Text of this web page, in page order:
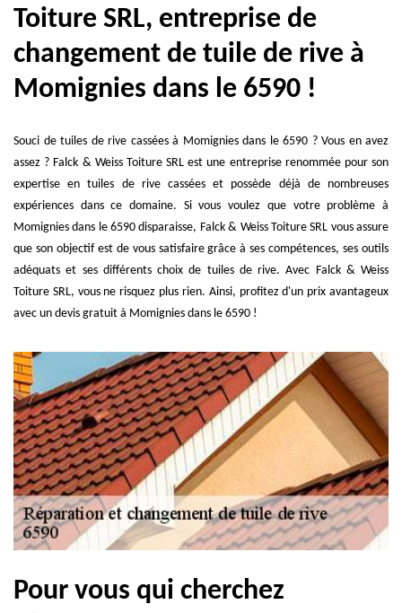
Toiture SRL, entreprise de
changement de tuile de rive à
Momignies dans le 6590 !
Souci de tuiles de rive cassées à Momignies dans le 6590 ? Vous en avez
assez ? Falck & Weiss Toiture SRL est une entreprise renommée pour son
expertise en tuiles de rive cassées et possède déjà de nombreuses
expériences dans ce domaine. Si vous voulez que votre problème à
Momignies dans le 6590 disparaisse, Falck & Weiss Toiture SRL vous assure
que son objectif est de vous satisfaire grâce à ses compétences, ses outils
adéquats et ses différents choix de tuiles de rive. Avec Falck & Weiss
Toiture SRL, vous ne risquez plus rien. Ainsi, profitez d'un prix avantageux
avec un devis gratuit à Momignies dans le 6590 !
Pour vous qui cherchez